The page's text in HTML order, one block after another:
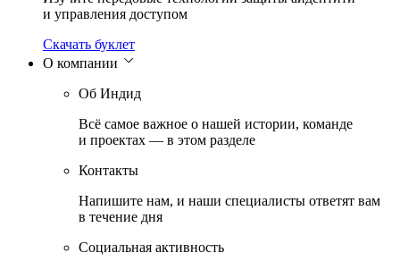
и управления доступом
Скачать буклет
О компании
Об Индид
Всё самое важное о нашей истории, команде
и проектах — в этом разделе
Контакты
Напишите нам, и наши специалисты ответят вам
в течение дня
Социальная активность